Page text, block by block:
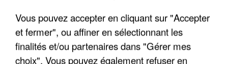
DE FAUNE SAUVAGE SONT...
Vous pouvez accepter en cliquant sur "Accepter
et fermer", ou affiner en sélectionnant les
finalités et/ou partenaires dans "Gérer mes
choix". Vous pouvez également refuser en